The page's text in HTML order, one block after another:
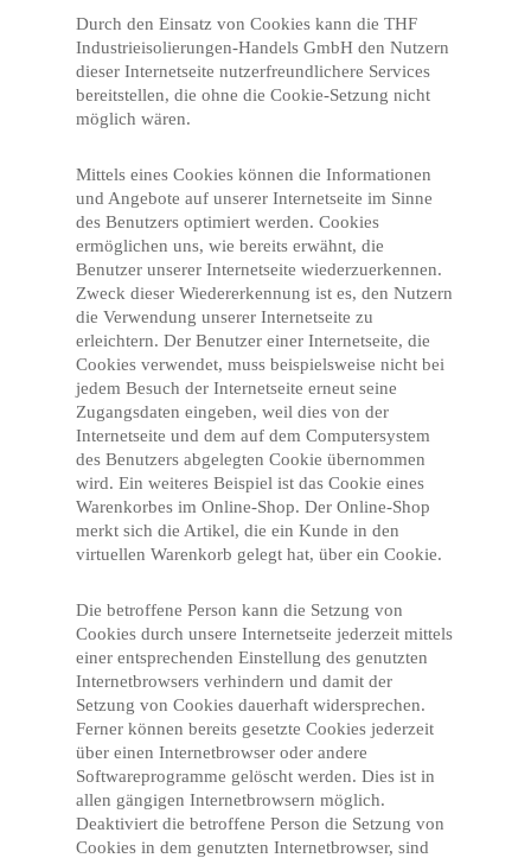
Durch den Einsatz von Cookies kann die THF
Industrieisolierungen-Handels GmbH den Nutzern
dieser Internetseite nutzerfreundlichere Services
bereitstellen, die ohne die Cookie-Setzung nicht
möglich wären.
Mittels eines Cookies können die Informationen
und Angebote auf unserer Internetseite im Sinne
des Benutzers optimiert werden. Cookies
ermöglichen uns, wie bereits erwähnt, die
Benutzer unserer Internetseite wiederzuerkennen.
Zweck dieser Wiedererkennung ist es, den Nutzern
die Verwendung unserer Internetseite zu
erleichtern. Der Benutzer einer Internetseite, die
Cookies verwendet, muss beispielsweise nicht bei
jedem Besuch der Internetseite erneut seine
Zugangsdaten eingeben, weil dies von der
Internetseite und dem auf dem Computersystem
des Benutzers abgelegten Cookie übernommen
wird. Ein weiteres Beispiel ist das Cookie eines
Warenkorbes im Online-Shop. Der Online-Shop
merkt sich die Artikel, die ein Kunde in den
virtuellen Warenkorb gelegt hat, über ein Cookie.
Die betroffene Person kann die Setzung von
Cookies durch unsere Internetseite jederzeit mittels
einer entsprechenden Einstellung des genutzten
Internetbrowsers verhindern und damit der
Setzung von Cookies dauerhaft widersprechen.
Ferner können bereits gesetzte Cookies jederzeit
über einen Internetbrowser oder andere
Softwareprogramme gelöscht werden. Dies ist in
allen gängigen Internetbrowsern möglich.
Deaktiviert die betroffene Person die Setzung von
Cookies in dem genutzten Internetbrowser, sind